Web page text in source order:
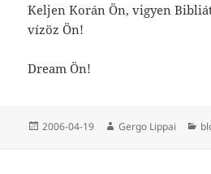
Keljen Korán Ön, vigyen
vízöz Ön!
Dream Ön!
Közzétéve
2006-04-19 Szerző
Gergo Lippai